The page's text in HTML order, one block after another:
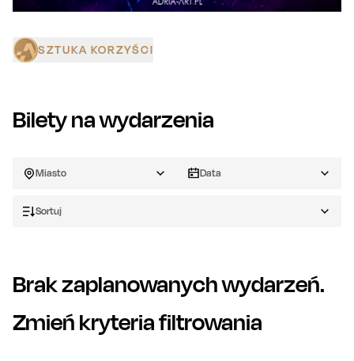
SZTUKA KORZYŚCI
Bilety na wydarzenia
Miasto Data
Sortuj
Brak zaplanowanych wydarzeń.
Zmień kryteria filtrowania